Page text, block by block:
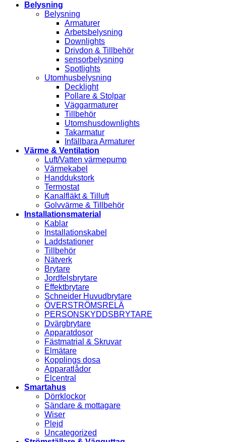
Belysning
Belysning
Armaturer
Arbetsbelysning
Downlights
Drivdon & Tillbehör
sensorbelysning
Spotlights
Utomhusbelysning
Decklight
Pollare & Stolpar
Väggarmaturer
Tillbehör
Utomshusdownlights
Takarmatur
Infällbara Armaturer
Värme & Ventilation
Luft/Vatten värmepump
Värmekabel
Handdukstork
Termostat
Kanalfläkt & Tilluft
Golvvärme & Tillbehör
Installationsmaterial
Kablar
Installationskabel
Laddstationer
Tillbehör
Nätverk
Brytare
Jordfelsbrytare
Effektbrytare
Schneider Huvudbrytare
ÖVERSTRÖMSRELÄ
PERSONSKYDDSBRYTARE
Dvärgbrytare
Apparatdosor
Fästmatrial & Skruvar
Elmätare
Kopplings dosa
Apparatlådor
Elcentral
Smartahus
Dörrklockor
Sändare & mottagare
Wiser
Plejd
Uncategorized